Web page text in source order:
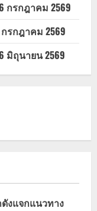
กรกฎาคม 2569
รกฎาคม 2569
มิถุนายน 2569
งแจกแนวทาง